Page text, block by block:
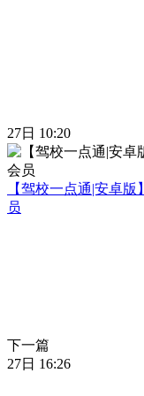
27日 10:20
【驾校一点通|安卓
员
下一篇
27日 16:26